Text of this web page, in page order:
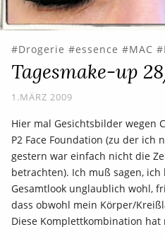
Drogerie essence MAC
Tagesmake-up
1.MÄRZ 2009
Hier mal Gesichtsbilder wegen
P2 Face Foundation (zu der ich
gestern war einfach nicht die
betrachten). Ich muß sagen,
Gesamtlook unglaublich wohl,
dass obwohl mein Körper/
Diese Komplettkombination hat